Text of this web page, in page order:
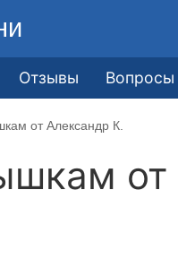
Отзывы Вопросы
от Александр К.
от